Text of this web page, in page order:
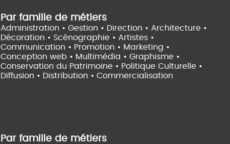
Par famille de métiers
Administration • Gestion • Direction • Architecture •
Décoration • Scénographie • Artistes •
Communication • Promotion • Marketing •
Conception web • Multimédia • Graphisme •
Conservation du Patrimoine • Politique Culturelle •
Diffusion • Distribution • Commercialisation
Par famille de métiers